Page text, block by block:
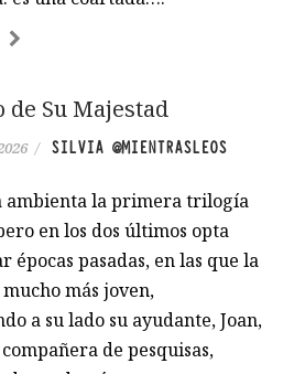
de Su Majestad
/ SILVIA @MIENTRASLEOS
ambienta la primera trilogía
en los dos últimos opta
épocas pasadas, en las que la
más joven,
a su lado su ayudante, Joan,
de pesquisas,